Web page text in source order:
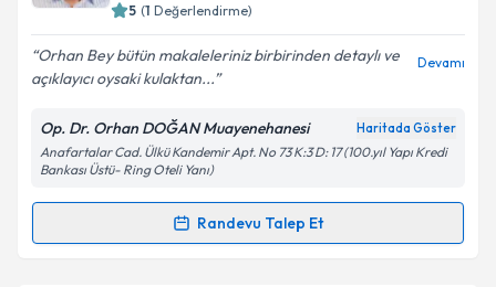
Kişisel verilerimin işlenmesine ilişkin
Aydınlatma
Metni'ni okudum ve kişisel verilerimin belirtilen
kapsamda işlenmesini kabul ediyorum.
Takvim Talebini Gönder
5 (1 Değerlendirme)
Orhan Bey bütün makaleleriniz birbirinden detaylı ve
açıklayıcı oysaki kulaktan...
Devamı
Op. Dr. Orhan DOĞAN Muayenehanesi Haritada Göster
Anafartalar Cad. Ülkü Kandemir Apt. No 73 K:3 D: 17 (100.yıl Yapı Kredi
Bankası Üstü- Ring Oteli Yanı)
Randevu Talep Et
Randevu Takvimi Talebi